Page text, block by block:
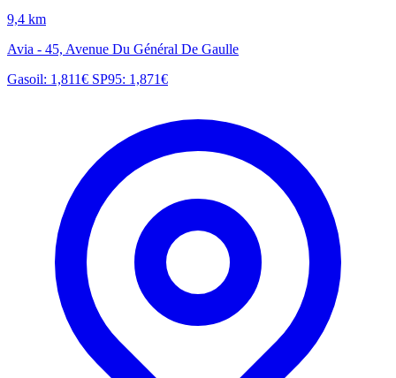
9,4 km
Avia - 45, Avenue Du Général De Gaulle
Gasoil: 1,811€ SP95: 1,871€